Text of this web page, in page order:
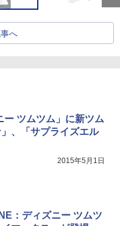
へ
ー ツムツム」に新ツム
」、「サプライズエル
2015年5月1日
：ディズニー ツムツ